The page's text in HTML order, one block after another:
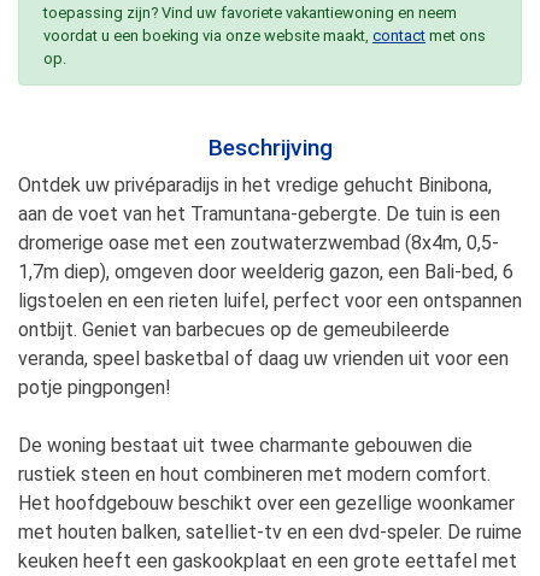
toepassing zijn? Vind uw favoriete vakantiewoning en neem
voordat u een boeking via onze website maakt, contact met ons
op.
Beschrijving
Ontdek uw privéparadijs in het vredige gehucht Binibona,
aan de voet van het Tramuntana-gebergte. De tuin is een
dromerige oase met een zoutwaterzwembad (8x4m, 0,5-
1,7m diep), omgeven door weelderig gazon, een Bali-bed, 6
ligstoelen en een rieten luifel, perfect voor een ontspannen
ontbijt. Geniet van barbecues op de gemeubileerde
veranda, speel basketbal of daag uw vrienden uit voor een
potje pingpongen!
De woning bestaat uit twee charmante gebouwen die
rustiek steen en hout combineren met modern comfort.
Het hoofdgebouw beschikt over een gezellige woonkamer
met houten balken, satelliet-tv en een dvd-speler. De ruime
keuken heeft een gaskookplaat en een grote eettafel met